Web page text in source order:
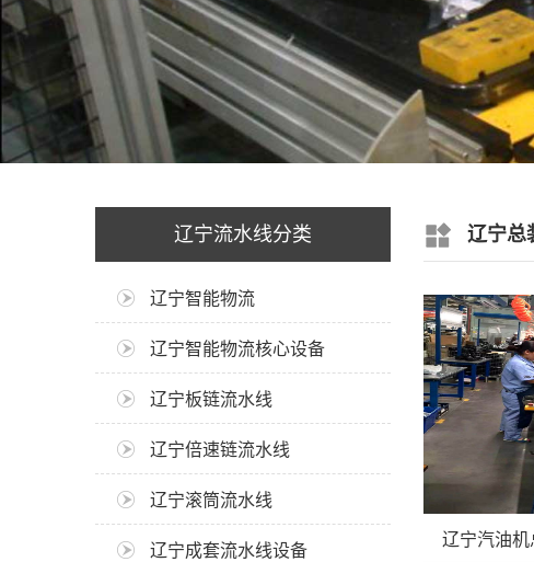
辽宁流水线分类
辽宁智能物流
辽宁智能物流核心设备
辽宁板链流水线
辽宁倍速链流水线
辽宁滚筒流水线
辽宁成套流水线设备
辽宁总
辽宁汽油